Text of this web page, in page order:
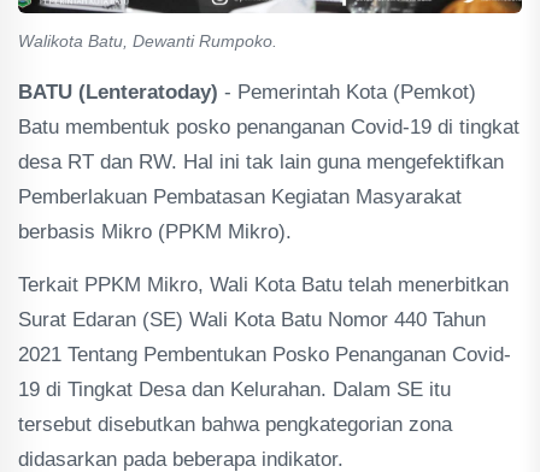
Walikota Batu, Dewanti Rumpoko.
BATU (Lenteratoday) - Pemerintah Kota (Pemkot)
Batu membentuk posko penanganan Covid-19 di tingkat
desa RT dan RW. Hal ini tak lain guna mengefektifkan
Pemberlakuan Pembatasan Kegiatan Masyarakat
berbasis Mikro (PPKM Mikro).
Terkait PPKM Mikro, Wali Kota Batu telah menerbitkan
Surat Edaran (SE) Wali Kota Batu Nomor 440 Tahun
2021 Tentang Pembentukan Posko Penanganan Covid-
19 di Tingkat Desa dan Kelurahan. Dalam SE itu
tersebut disebutkan bahwa pengkategorian zona
didasarkan pada beberapa indikator.